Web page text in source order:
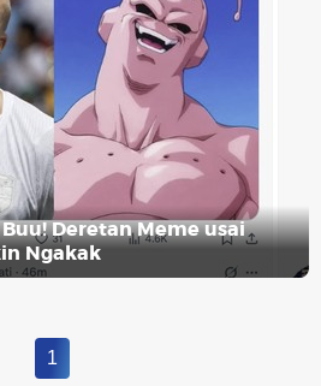
Deretan Meme usai
Ngakak
1